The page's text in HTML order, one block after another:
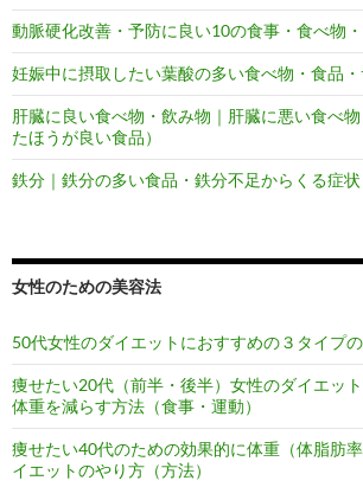
動脈硬化改善・予防に良い10の食事・食べ物
妊娠中に摂取したい葉酸の多い食べ物・食品・
肝臓に良い食べ物・飲み物｜肝臓に悪い食べ
たほうが良い食品）
鉄分｜鉄分の多い食品・鉄分不足からくる症状
女性のための美容法
50代女性のダイエットにおすすめの３タイプ
痩せたい20代（前半・後半）女性のダイエッ
体重を減らす方法（食事・運動）
痩せたい40代のための効果的に体重（体脂肪
イエットのやり方（方法）